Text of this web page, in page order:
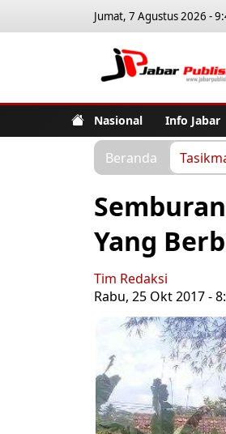
Jumat, 7 Agustus 2026 -
Nasional Info Jabar
Beranda
Yang
Tim Redaksi
Rabu, 25 Okt 2017 -